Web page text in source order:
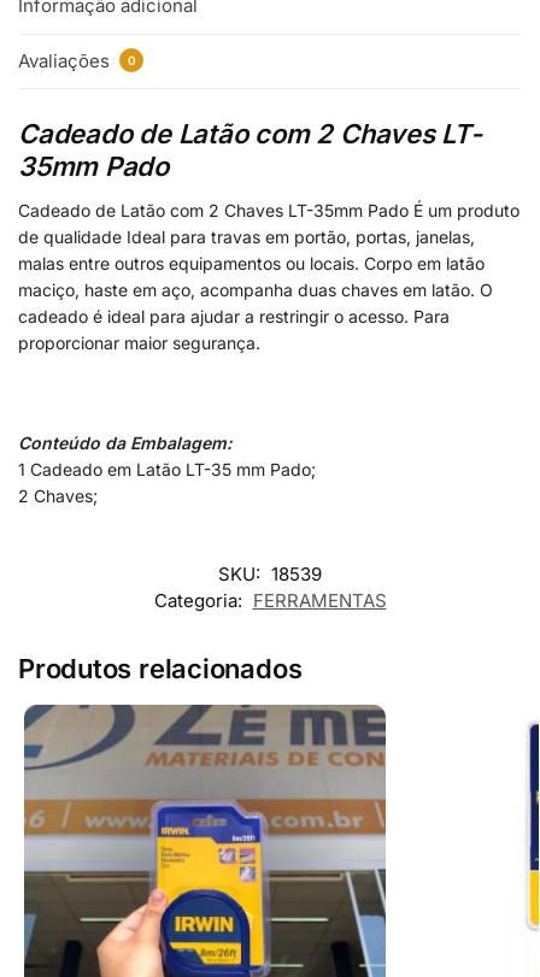
Informação adicional
Avaliações 0
Cadeado de Latão com 2 Chaves LT-
35mm Pado
Cadeado de Latão com 2 Chaves LT-35mm Pado É um produto
de qualidade Ideal para travas em portão, portas, janelas,
malas entre outros equipamentos ou locais. Corpo em latão
maciço, haste em aço, acompanha duas chaves em latão. O
cadeado é ideal para ajudar a restringir o acesso. Para
proporcionar maior segurança.
Conteúdo da Embalagem:
1 Cadeado em Latão LT-35 mm Pado;
2 Chaves;
SKU: 18539
Categoria: FERRAMENTAS
Produtos relacionados